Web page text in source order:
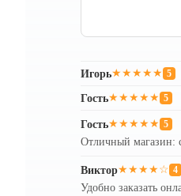
Игорь★★★★★ 5
Гость★★★★★ 5
Гость★★★★★ 5
Отличный магазин:
Виктор★★★★☆ 4
Удобно заказать